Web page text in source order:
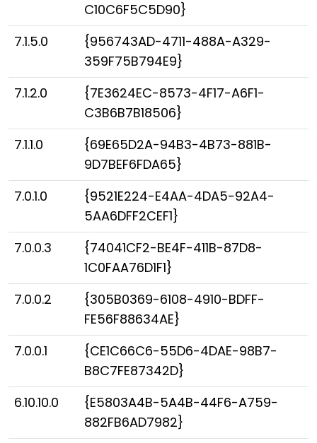
C10C6F5C5D90}
7.1.5.0
{956743AD-4711-488A-A329-
359F75B794E9}
7.1.2.0
{7E3624EC-8573-4F17-A6F1-
C3B6B7B18506}
7.1.1.0
{69E65D2A-94B3-4B73-881B-
9D7BEF6FDA65}
7.0.1.0
{9521E224-E4AA-4DA5-92A4-
5AA6DFF2CEF1}
7.0.0.3
{74041CF2-BE4F-411B-87D8-
1C0FAA76D1F1}
7.0.0.2
{305B0369-6108-4910-BDFF-
FE56F88634AE}
7.0.0.1
{CE1C66C6-55D6-4DAE-98B7-
B8C7FE87342D}
6.10.10.0
{E5803A4B-5A4B-44F6-A759-
882FB6AD7982}